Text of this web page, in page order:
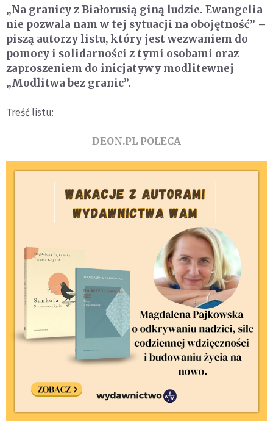
„Na granicy z Białorusią giną ludzie. Ewangelia
nie pozwala nam w tej sytuacji na obojętność” –
piszą autorzy listu, który jest wezwaniem do
pomocy i solidarności z tymi osobami oraz
zaproszeniem do inicjatywy modlitewnej
„Modlitwa bez granic”.
Treść listu:
DEON.PL POLECA